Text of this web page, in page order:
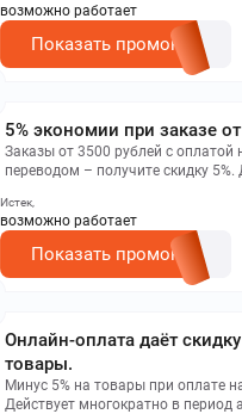
возможно работает
Показать промокод
5% экономии при заказе
Заказы от 3500 рублей с оплатой
переводом – получите скидку 5%.
https://groupprice.ru/profile/
промокод в поле и активируйте
промокод действует 3 дня и
Истек,
возможно работает
Показать промокод
Онлайн-оплата даёт
товары.
Минус 5% на товары при оплате
Действует многократно в период